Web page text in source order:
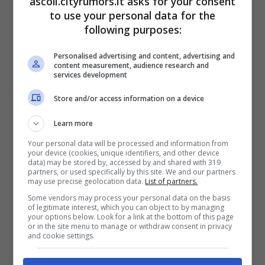
attività non si limitino a esami documentali
ma contemplino pure ispezioni fisiche e
controlli di laboratorio. È necessario
garantire al consumatore il diritto alla
trasparenza e alla qualità e la possibilità di
una concorrenza leale alle aziende
agricole”.
Categorie
Prima Pagina
Ascoli, Grande successo per il Futuro
Memoria Festival
Torano Nuovo, La Fondazione Veronesi
to use your personal data for the
following purposes:
Personalised advertising and content, advertising and
content measurement, audience research and
services development
Store and/or access information on a device
Learn more
Your personal data will be processed and information from
your device (cookies, unique identifiers, and other device
data) may be stored by, accessed by and shared with 319
partners, or used specifically by this site. We and our partners
may use precise geolocation data. List of partners.
Some vendors may process your personal data on the basis
of legitimate interest, which you can object to by managing
your options below. Look for a link at the bottom of this page
or in the site menu to manage or withdraw consent in privacy
and cookie settings.